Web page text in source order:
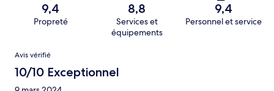
9,4
Propreté
8,8
Services et
équipements
9,4
Personnel et service
Avis
Avis vérifié
10/10 Exceptionnel